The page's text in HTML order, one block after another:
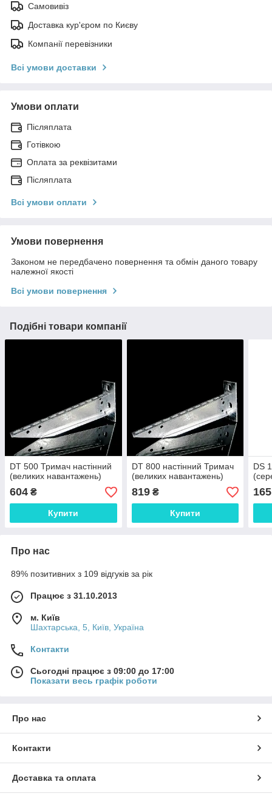
Самовивіз
Доставка кур'єром по Києву
Компанії перевізники
Всі умови доставки
Умови оплати
Післяплата
Готівкою
Оплата за реквізитами
Післяплата
Всі умови оплати
Умови повернення
Законом не передбачено повернення та обмін даного товару
належної якості
Всі умови повернення
Подібні товари компанії
DT 500 Тримач настінний
(великих навантажень)
604 ₴
Купити
DT 800 настінний Тримач
(великих навантажень)
819₴
Купити
DS
165
Про нас
89% позитивних з 109 відгуків за рік
Працює з 31.10.2013
м. Київ
Шахтарська, 5, Київ, Україна
Контакти
Сьогодні працює з 09:00 до 17:00
Показати весь графік роботи
Про нас
Контакти
Доставка та оплата